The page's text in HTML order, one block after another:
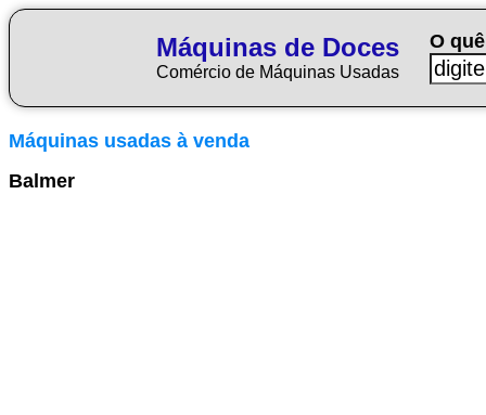
Máquinas de Doces
Comércio de Máquinas Usadas
O
Máquinas usadas à venda
Balmer